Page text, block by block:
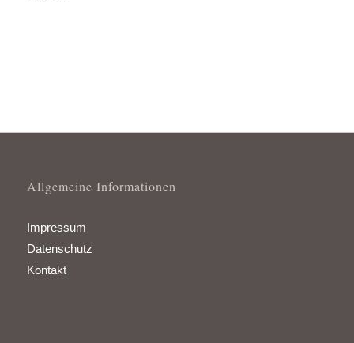
Allgemeine Informationen
Impressum
Datenschutz
Kontakt